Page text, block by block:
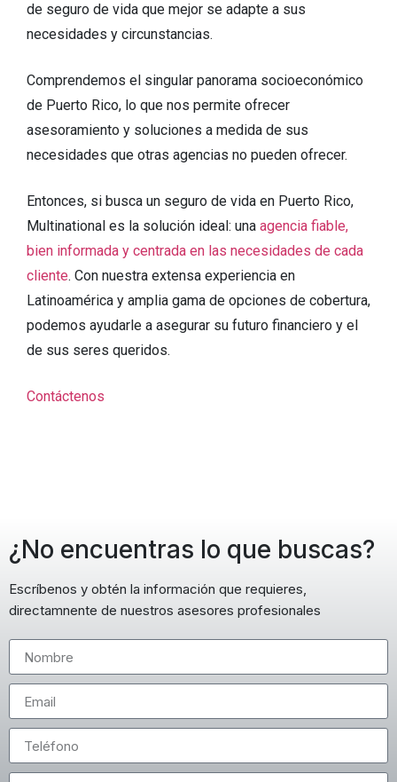
de seguro de vida que mejor se adapte a sus
necesidades y circunstancias.
Comprendemos el singular panorama socioeconómico
de Puerto Rico, lo que nos permite ofrecer
asesoramiento y soluciones a medida de sus
necesidades que otras agencias no pueden ofrecer.
Entonces, si busca un seguro de vida en Puerto Rico,
Multinational es la solución ideal: una agencia fiable,
bien informada y centrada en las necesidades de cada
cliente. Con nuestra extensa experiencia en
Latinoamérica y amplia gama de opciones de cobertura,
podemos ayudarle a asegurar su futuro financiero y el
de sus seres queridos.
Contáctenos
¿No encuentras lo que buscas?
Escríbenos y obtén la información que requieres,
directamnente de nuestros asesores profesionales